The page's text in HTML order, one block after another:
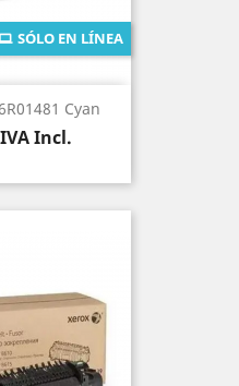
Cyan
IVA Incl.
SÓLO EN LÍNEA